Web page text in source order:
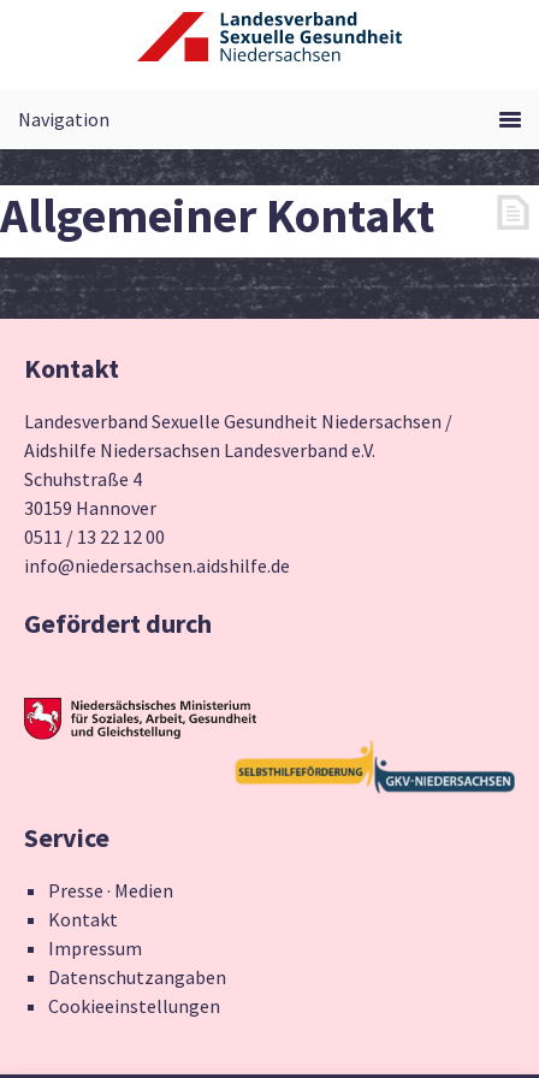
Allgemeiner Kontakt
Kontakt
Landesverband Sexuelle Gesundheit Niedersachsen /
Aidshilfe Niedersachsen Landesverband e.V.
Schuhstraße 4
30159 Hannover
0511 / 13 22 12 00
info@niedersachsen.aidshilfe.de
Gefördert durch
Service
Presse · Medien
Kontakt
Impressum
Datenschutzangaben
Cookieeinstellungen